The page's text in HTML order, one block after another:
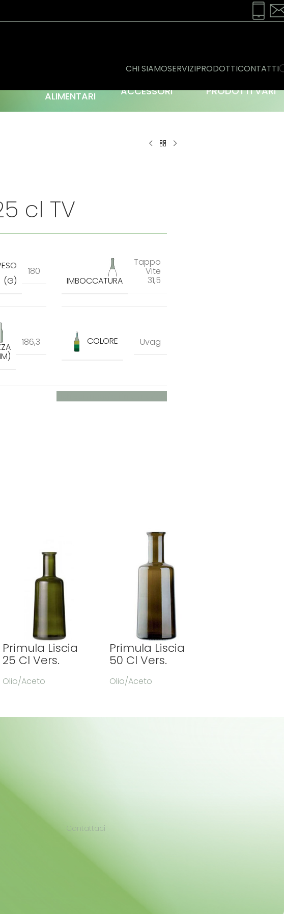
CHI SIAMOSERVIZIPRODOTTICONTATTI
ALIMENTARI
ACCESSORI PRODOTTI VARI
cl TV
(G)
180
IMBOCCATURA
Tappo
Vite
31,5
186,3 COLORE Uvag
Primula Liscia
25 Cl Vers.
Olio/Aceto
Primula Liscia
50 Cl Vers.
Olio/Aceto
Contattaci